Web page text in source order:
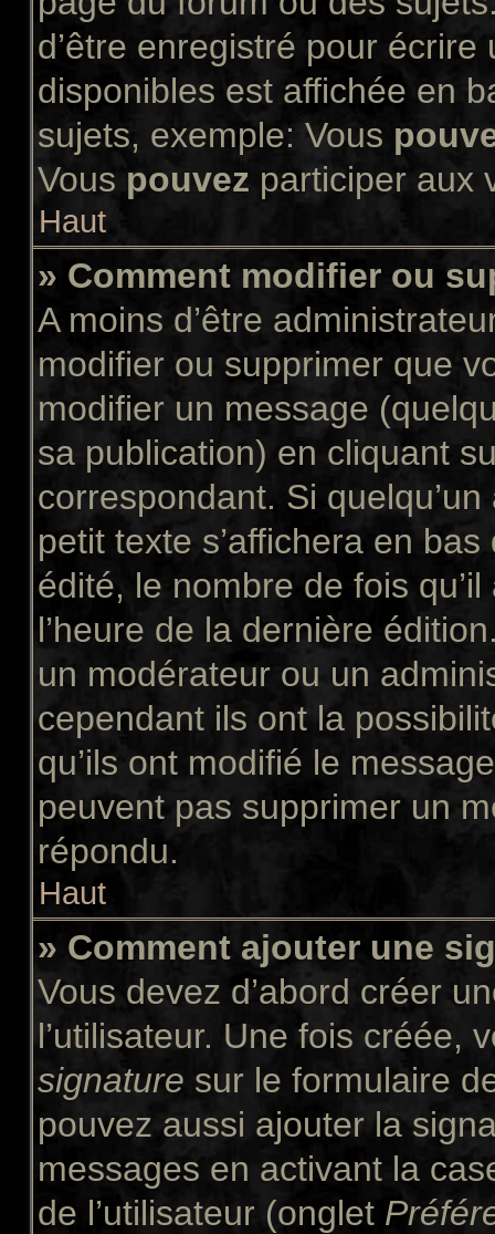
d’être enregistré pour
disponibles est affichée en
sujets, exemple: Vous
Vous pouvez participer aux
Haut
» Comment modifier ou
A moins d’être
modifier ou supprimer que
modifier un message
sa publication) en cliquant
correspondant. Si
petit texte s’affichera en
édité, le nombre de fois
l’heure de la dernière
un modérateur ou un
cependant ils ont la
qu’ils ont modifié le
peuvent pas supprimer un
répondu.
Haut
» Comment ajouter une
Vous devez d’abord créer
l’utilisateur. Une fois créée,
signature sur le formulaire
pouvez aussi ajouter la
messages en activant la
de l’utilisateur (onglet